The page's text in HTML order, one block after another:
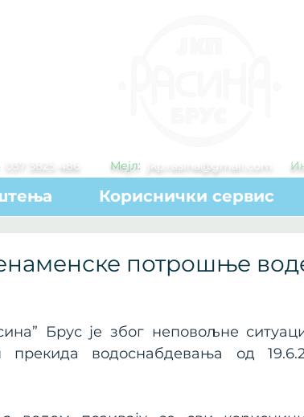
37 3825 486 Мејл: jkp.rasina@gmail.com
Кориснички сервис
потрошње
” Брус je због неповољне
прекида водоснабдевања од